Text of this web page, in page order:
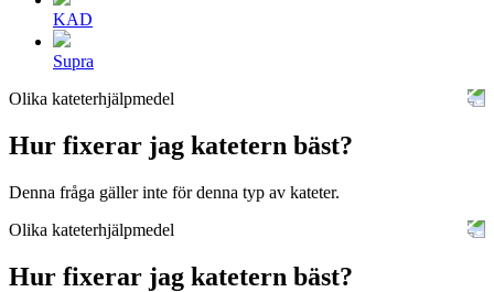
KAD
Supra
Olika kateterhjälpmedel
Hur fixerar jag katetern bäst?
Denna fråga gäller inte för denna typ av kateter.
Olika kateterhjälpmedel
Hur fixerar jag katetern bäst?